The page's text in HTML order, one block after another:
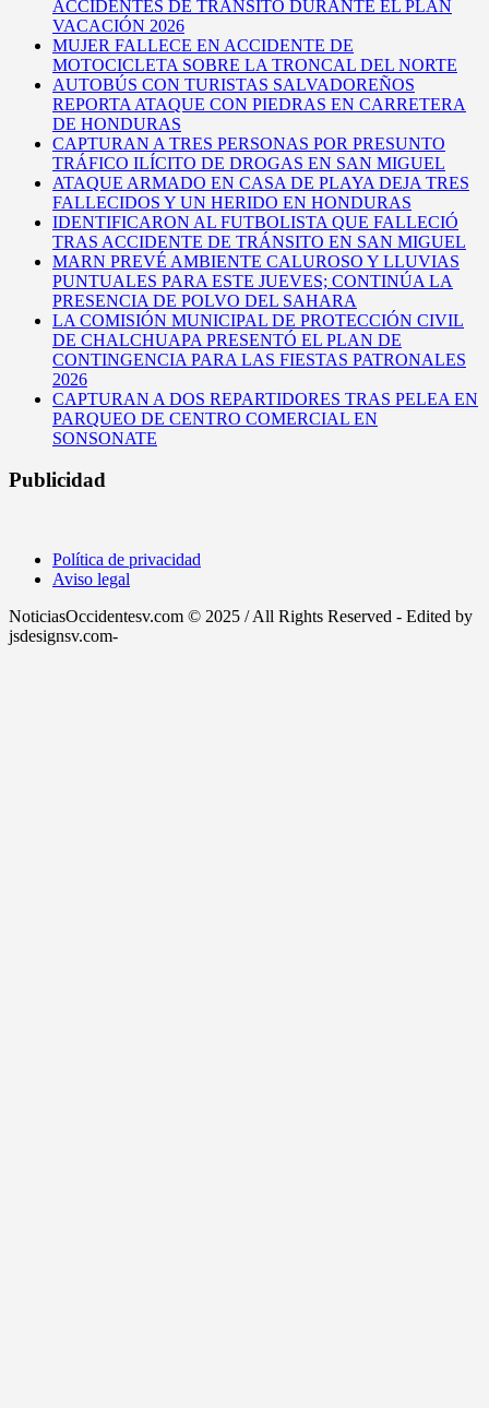
ACCIDENTES DE TRÁNSITO DURANTE EL PLAN
VACACIÓN 2026
MUJER FALLECE EN ACCIDENTE DE
MOTOCICLETA SOBRE LA TRONCAL DEL NORTE
AUTOBÚS CON TURISTAS SALVADOREÑOS
REPORTA ATAQUE CON PIEDRAS EN CARRETERA
DE HONDURAS
CAPTURAN A TRES PERSONAS POR PRESUNTO
TRÁFICO ILÍCITO DE DROGAS EN SAN MIGUEL
ATAQUE ARMADO EN CASA DE PLAYA DEJA TRES
FALLECIDOS Y UN HERIDO EN HONDURAS
IDENTIFICARON AL FUTBOLISTA QUE FALLECIÓ
TRAS ACCIDENTE DE TRÁNSITO EN SAN MIGUEL
MARN PREVÉ AMBIENTE CALUROSO Y LLUVIAS
PUNTUALES PARA ESTE JUEVES; CONTINÚA LA
PRESENCIA DE POLVO DEL SAHARA
LA COMISIÓN MUNICIPAL DE PROTECCIÓN CIVIL
DE CHALCHUAPA PRESENTÓ EL PLAN DE
CONTINGENCIA PARA LAS FIESTAS PATRONALES
2026
CAPTURAN A DOS REPARTIDORES TRAS PELEA EN
PARQUEO DE CENTRO COMERCIAL EN
SONSONATE
Publicidad
Política de privacidad
Aviso legal
NoticiasOccidentesv.com © 2025 / All Rights Reserved - Edited by
jsdesignsv.com-